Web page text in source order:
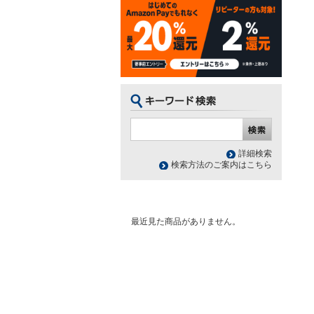
詳細検索
検索方法のご案内はこちら
最近見た商品がありません。